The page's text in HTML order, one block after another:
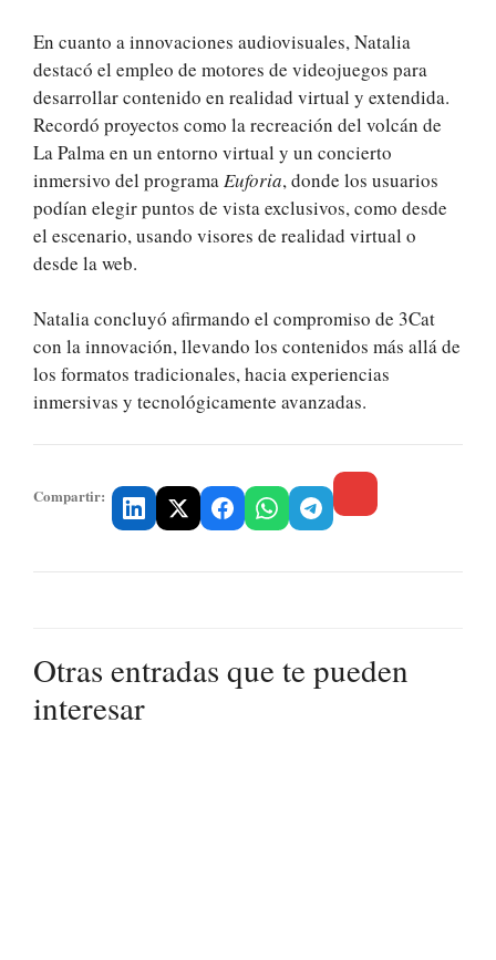
En cuanto a innovaciones audiovisuales, Natalia
destacó el empleo de motores de videojuegos para
desarrollar contenido en realidad virtual y extendida.
Recordó proyectos como la recreación del volcán de
La Palma en un entorno virtual y un concierto
inmersivo del programa Euforia, donde los usuarios
podían elegir puntos de vista exclusivos, como desde
el escenario, usando visores de realidad virtual o
desde la web.
Natalia concluyó afirmando el compromiso de 3Cat
con la innovación, llevando los contenidos más allá de
los formatos tradicionales, hacia experiencias
inmersivas y tecnológicamente avanzadas.
Compartir:
Otras entradas que te pueden
interesar